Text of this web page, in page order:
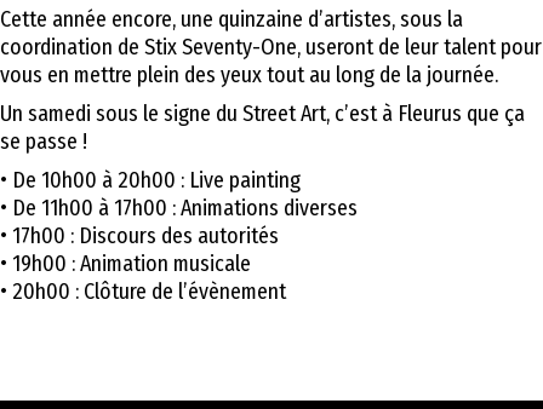
Cette année encore, une quinzaine d’artistes, sous la
coordination de Stix Seventy-One, useront de leur talent pour
vous en mettre plein des yeux tout au long de la journée.
Un samedi sous le signe du Street Art, c’est à Fleurus que ça
se passe !
• De 10h00 à 20h00 : Live painting
• De 11h00 à 17h00 : Animations diverses
• 17h00 : Discours des autorités
• 19h00 : Animation musicale
• 20h00 : Clôture de l’évènement